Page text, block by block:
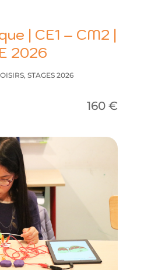
| CE1 – CM2 |
2026
,STAGES 2026
160€